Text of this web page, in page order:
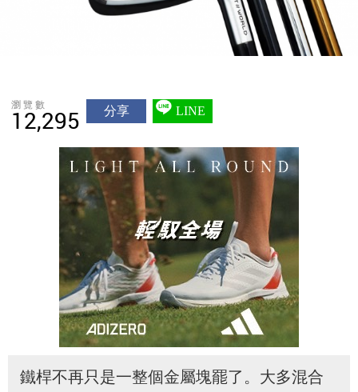
瀏覽數
12,295 分享 LINE
鐵桿不再只是一整個金屬塊罷了。大多混合